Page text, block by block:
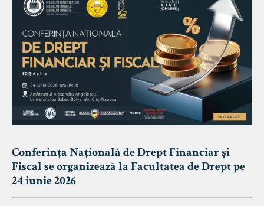
Conferința Națională de Drept Financiar și
Fiscal se organizează la Facultatea de Drept pe
24 iunie 2026